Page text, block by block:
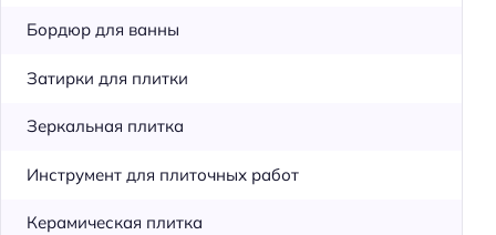
Бордюр для ванны
Затирки для плитки
Зеркальная плитка
Инструмент для плиточных работ
Керамическая плитка